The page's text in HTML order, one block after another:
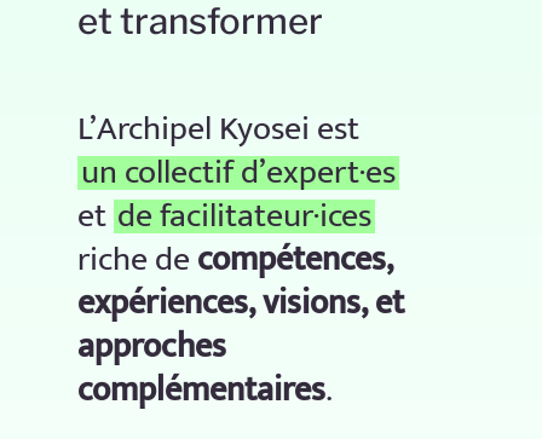
et transformer
L’Archipel Kyosei est
un collectif d’expert·es
etde facilitateur·ices
riche decompétences,
expériences, visions, et
approches
complémentaires.